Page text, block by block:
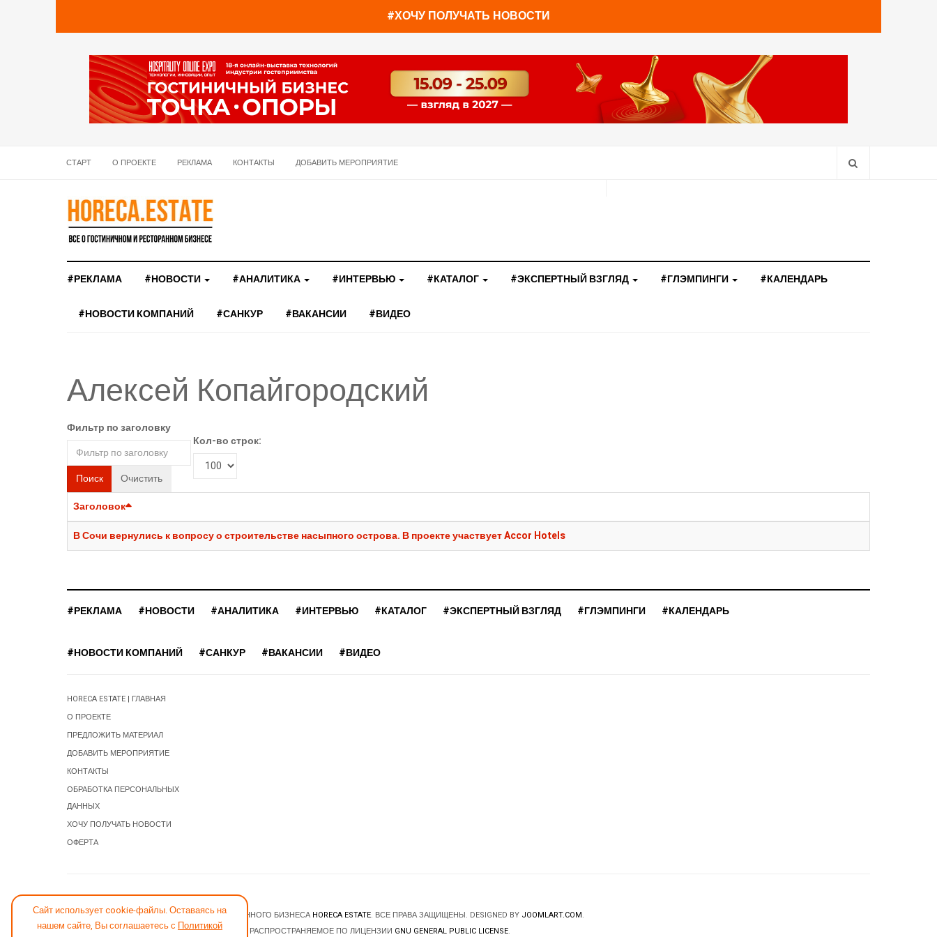
#ХОЧУ ПОЛУЧАТЬ НОВОСТИ
СТАРТ О ПРОЕКТЕ РЕКЛАМА КОНТАКТЫ ДОБАВИТЬ МЕРОПРИЯТИЕ
#РЕКЛАМА #НОВОСТИ #АНАЛИТИКА #ИНТЕРВЬЮ #КАТАЛОГ #ЭКСПЕРТНЫЙ ВЗГЛЯД #ГЛЭМПИНГИ #КАЛЕНДАРЬ
#НОВОСТИ КОМПАНИЙ #САНКУР #ВАКАНСИИ #ВИДЕО
Алексей Копайгородский
Фильтр по заголовку
Поиск Очистить
Кол-во строк:
Заголовок
В Сочи вернулись к вопросу о строительстве насыпного острова. В проекте участвует Accor Hotels
Сайт использует cookie-файлы. Оставаясь на
нашем сайте, Вы соглашаетесь с Политикой
#РЕКЛАМА #НОВОСТИ #АНАЛИТИКА #ИНТЕРВЬЮ #КАТАЛОГ #ЭКСПЕРТНЫЙ ВЗГЛЯД #ГЛЭМПИНГИ #КАЛЕНДАРЬ
#НОВОСТИ КОМПАНИЙ #САНКУР #ВАКАНСИИ #ВИДЕО
HORECA ESTATE | ГЛАВНАЯ
О ПРОЕКТЕ
ПРЕДЛОЖИТЬ МАТЕРИАЛ
ДОБАВИТЬ МЕРОПРИЯТИЕ
КОНТАКТЫ
ОБРАБОТКА ПЕРСОНАЛЬНЫХ
ДАННЫХ
ХОЧУ ПОЛУЧАТЬ НОВОСТИ
ОФЕРТА
© 2026 НОВОСТИ ГОСТИНИЧНОГО И РЕСТОРАННОГО БИЗНЕСА HORECA ESTATE. ВСЕ ПРАВА ЗАЩИЩЕНЫ. DESIGNED BY JOOMLART.COM.
JOOMLA! CMS- ПРОГРАММНОЕ ОБЕСПЕЧЕНИЕ, РАСПРОСТРАНЯЕМОЕ ПО ЛИЦЕНЗИИ GNU GENERAL PUBLIC LICENSE.